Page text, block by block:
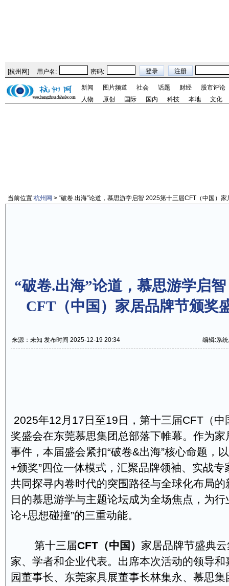
[杭州网] 用户名: 密码:
新闻 图片频道 社会 话题 财经
股市评论
人物
原创 国际 国内 科技 本地 文化
当前位置:杭州网 > “破卷.出海”论道，慕思游学启智 2025第十三届CFT（中国）
“破卷.出海”论道，慕思游学启
CFT（中国）家居品牌节颁奖
来源：未知 发布时间 2025-12-19 20:34 编辑:系
2025年12月17日至19日，第十三届CFT（中
奖盛会在东莞慕思集团总部落下帷幕。作为
事件，本届盛会紧扣“破卷&出海”核心命题，
+颁奖”四位一体模式，汇聚品牌领袖、实战
共同探寻内卷时代的突围路径与全球化布局
日的慕思游学与主题论坛成为全场焦点，为行
论+思想碰撞”的三重动能。
第十三届CFT （中国 ） 家居品牌节盛典
家、学者和企业代表。出席本次活动的领导
园董事长、东莞家具展董事长林集永、慕思